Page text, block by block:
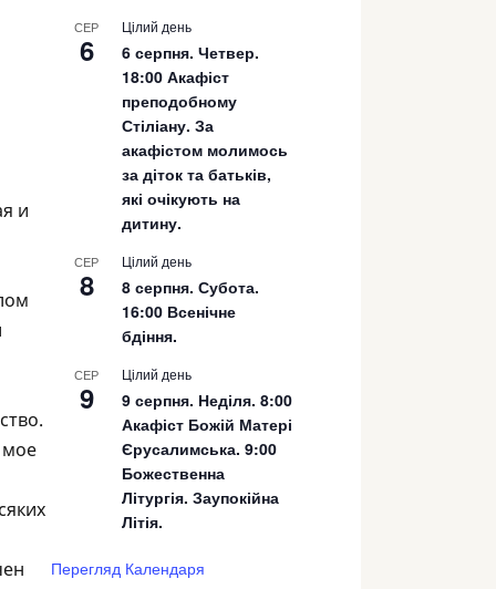
и
мое
СЕР
6
Цілий день
6 серпня. Четвер.
18:00 Акафіст
преподобному
Стіліану. За
акафістом молимось
за діток та батьків,
які очікують на
дитину.
СЕР
8
Цілий день
8 серпня. Субота.
16:00 Всенічне
бдіння.
СЕР
9
Цілий день
9 серпня. Неділя. 8:00
Акафіст Божій Матері
Єрусалимська. 9:00
Божественна
Літургія. Заупокійна
Літія.
Перегляд Календаря